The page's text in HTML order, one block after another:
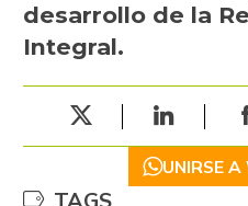
desarrollo de la
Integral.
UNIRSE
TAGS